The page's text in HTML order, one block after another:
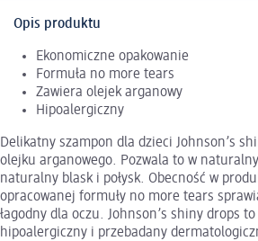
Opis produktu
Ekonomiczne opakowanie
Formuła no more tears
Zawiera olejek arganowy
Hipoalergiczny
Delikatny szampon dla dzieci Johnson’s
olejku arganowego. Pozwala to w
naturalny blask i połysk. Obecność w
opracowanej formuły no more tears
łagodny dla oczu. Johnson’s shiny drops
hipoalergiczny i przebadany